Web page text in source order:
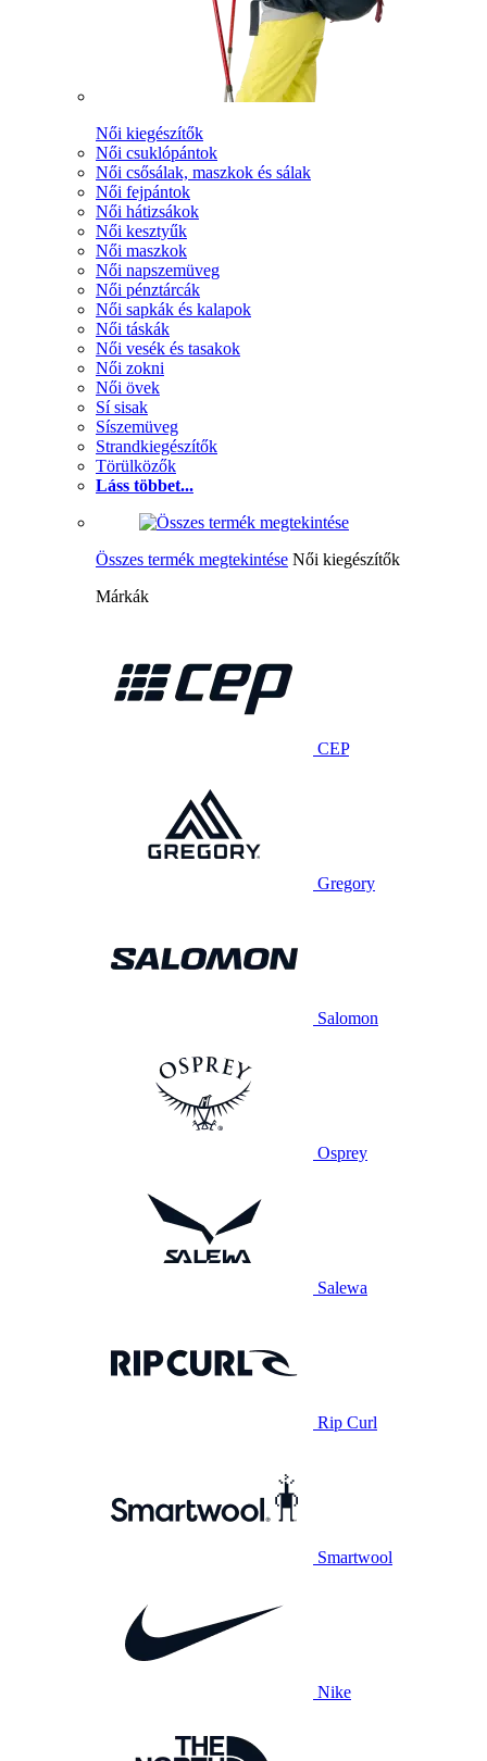
Női kiegészítők
Női csuklópántok
Női csősálak, maszkok és sálak
Női fejpántok
Női hátizsákok
Női kesztyűk
Női maszkok
Női napszemüveg
Női pénztárcák
Női sapkák és kalapok
Női táskák
Női vesék és tasakok
Női zokni
Női övek
Sí sisak
Síszemüveg
Strandkiegészítők
Törülközők
Láss többet...
Összes termék megtekintése Női kiegészítők
Márkák
CEP
Gregory
Salomon
Osprey
Salewa
Rip Curl
Smartwool
Nike